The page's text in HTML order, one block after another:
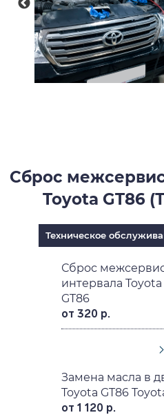
Сброс
Toyota GT86
Техническое
Сброс
интервала Toyota
GT86
от 320 р.
Замена масла в
Toyota GT86
от 1 120 р.